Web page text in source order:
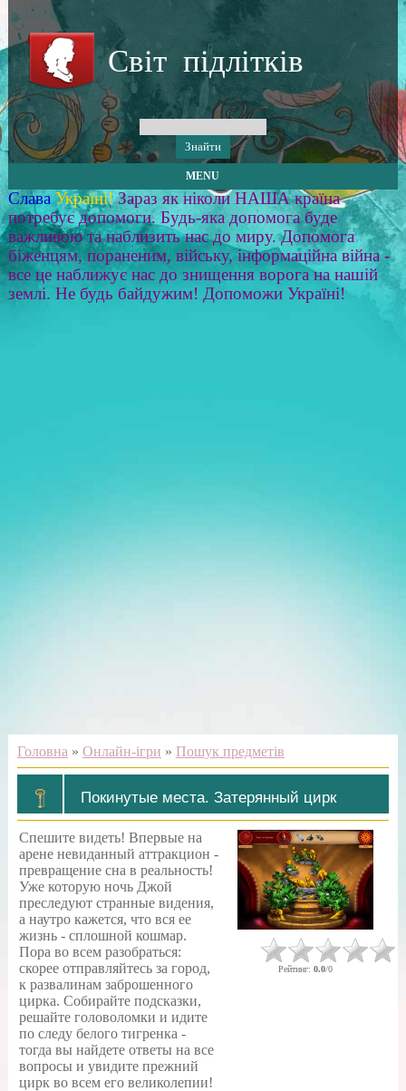
Світ підлітків
MENU
Слава Україні! Зараз як ніколи НАША країна
потребує допомоги. Будь-яка допомога буде
важливою та наблизить нас до миру. Допомога
біженцям, пораненим, війську, інформаційна війна -
все це наближує нас до знищення ворога на нашій
землі. Не будь байдужим! Допоможи Україні!
Головна » Онлайн-ігри » Пошук предметів
Покинутые места. Затерянный цирк
Спешите видеть! Впервые на
арене невиданный аттракцион -
превращение сна в реальность!
Уже которую ночь Джой
преследуют странные видения,
а наутро кажется, что вся ее
жизнь - сплошной кошмар.
Пора во всем разобраться:
скорее отправляйтесь за город,
к развалинам заброшенного
цирка. Собирайте подсказки,
решайте головоломки и идите
по следу белого тигренка -
тогда вы найдете ответы на все
вопросы и увидите прежний
цирк во всем его великолепии!
Рейтинг: 0.0/0